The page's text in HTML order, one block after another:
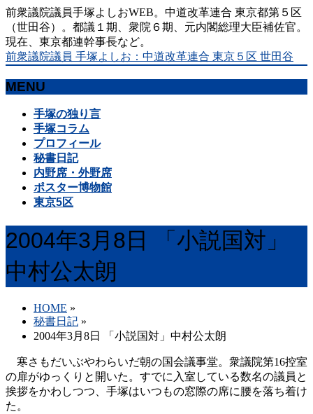
前衆議院議員手塚よしおWEB。中道改革連合 東京都第５区
（世田谷）。都議１期、衆院６期、元内閣総理大臣補佐官。
現在、東京都連幹事長など。
前衆議院議員 手塚よしお：中道改革連合 東京５区 世田谷
MENU
手塚の独り言
手塚コラム
プロフィール
秘書日記
内野席・外野席
ポスター博物館
東京5区
2004年3月8日 「小説国対」
中村公太朗
HOME »
秘書日記 »
2004年3月8日 「小説国対」中村公太朗
寒さもだいぶやわらいだ朝の国会議事堂。衆議院第16控室
の扉がゆっくりと開いた。すでに入室している数名の議員と
挨拶をかわしつつ、手塚はいつもの窓際の席に腰を落ち着け
た。